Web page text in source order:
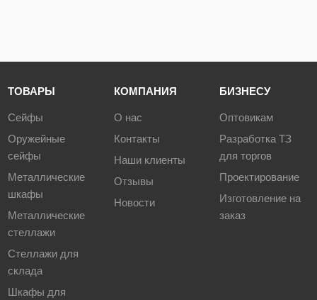
ТОВАРЫ
Сейфы
Оружейные
сейфы
Металлические
шкафы
Металлические
стеллажи
Стеллажи для
склада
Шкафы для
КОМПАНИЯ
О нас
Контакты
Наши клиенты
Отзывы
Новости
БИЗНЕСУ
Оптовикам
Разработка ТЗ
для торгов
Проектирование
Изготовление на
заказ